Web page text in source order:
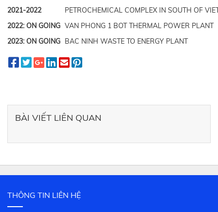
2021-2022
PETROCHEMICAL COMPLEX IN SOUTH OF
2022: ON GOING VAN PHONG 1 BOT THERMAL POWER PLANT
2023: ON GOING
BAC NINH WASTE TO ENERGY PLANT
BÀI VIẾT LIÊN QUAN
THÔNG TIN LIÊN HỆ